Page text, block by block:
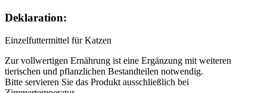
Deklaration:
Einzelfuttermittel für Katzen
Zur vollwertigen Ernährung ist eine Ergänzung mit weiteren
tierischen und pflanzlichen Bestandteilen notwendig.
Bitte servieren Sie das Produkt ausschließlich bei